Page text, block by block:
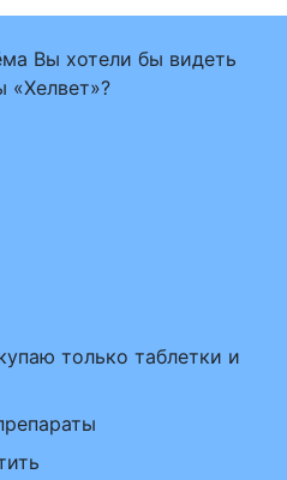
Вы хотели бы видеть
«Хелвет»?
только таблетки и